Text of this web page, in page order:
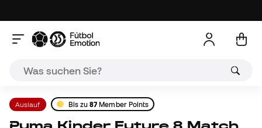
Auslauf Bis zu87 Member Points
Puma Kinder Future 8 Match